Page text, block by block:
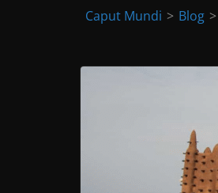
Caput Mundi > Blog >